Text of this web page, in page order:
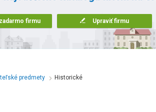
firmu Upraviť firmu
predmety
Historické